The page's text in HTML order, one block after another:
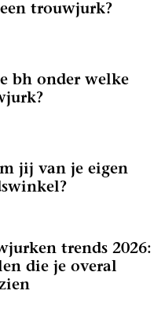
trouwjurk?
bh onder welke
jij van je eigen
trends 2026:
die je overal